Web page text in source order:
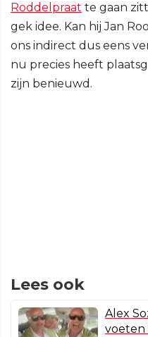
Roddelpraat te gaan
gek idee. Kan hij Jan
ons indirect dus eens
nu precies heeft
zijn benieuwd.
Lees ook
Alex
voeten